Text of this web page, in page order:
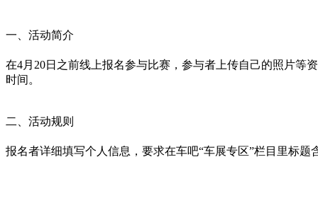
一、活动简介
在4月20日之前线上报名参与比赛，参与者上传自己的照片等
时间。
二、活动规则
报名者详细填写个人信息，要求在车吧“车展专区”栏目里标